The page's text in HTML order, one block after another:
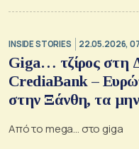
INSIDE STORIES 22.05.2026,
Giga… τζίρος στη
CrediaBank –
στην Ξάνθη, τα
Από το mega... στο giga